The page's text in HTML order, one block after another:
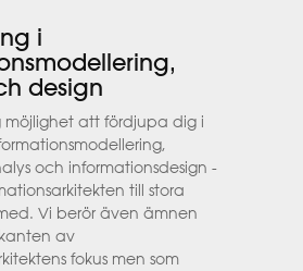
i
design
möjlighet att fördjupa dig i
och informationsdesign -
till stora
Vi berör även ämnen
av
fokus men som